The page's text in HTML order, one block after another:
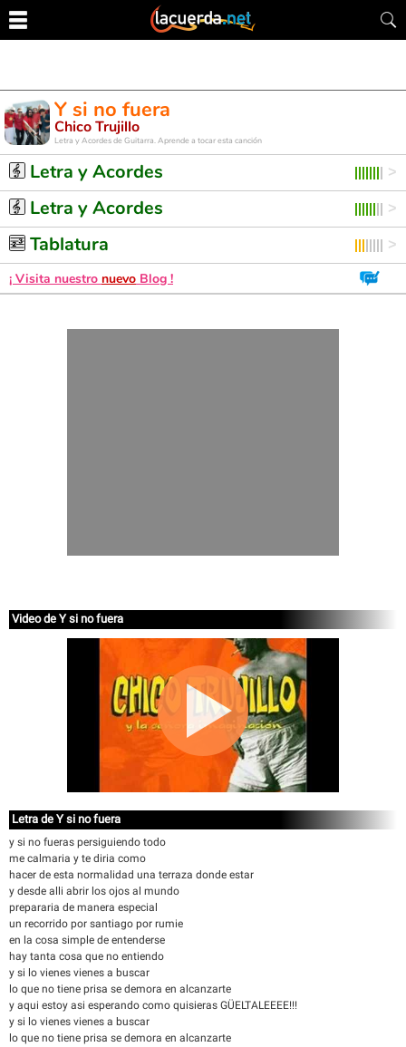
Y si no fuera
Chico Trujillo
Letra y Acordes de Guitarra. Aprende a tocar esta canción
Letra y Acordes
Letra y Acordes
Tablatura
¡ Visita nuestro nuevo Blog !
Video de Y si no fuera
Letra de Y si no fuera
y si no fueras persiguiendo todo
me calmaria y te diria como
hacer de esta normalidad una terraza donde estar
y desde alli abrir los ojos al mundo
prepararia de manera especial
un recorrido por santiago por rumie
en la cosa simple de entenderse
hay tanta cosa que no entiendo
y si lo vienes vienes a buscar
lo que no tiene prisa se demora en alcanzarte
y aqui estoy asi esperando como quisieras GÜELTALEEEE!!!
y si lo vienes vienes a buscar
lo que no tiene prisa se demora en alcanzarte